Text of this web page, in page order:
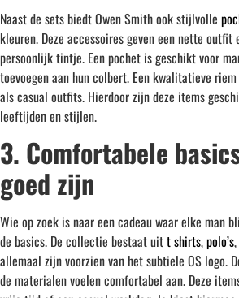
Naast de sets biedt Owen Smith ook stijlvolle
kleuren. Deze accessoires geven een nette outfit
persoonlijk tintje. Een pochet is geschikt voor
toevoegen aan hun colbert. Een kwalitatieve
als casual outfits. Hierdoor zijn deze items
leeftijden en stijlen.
3. Comfortabele
goed zijn
Wie op zoek is naar een cadeau waar elke man
de basics. De collectie bestaat uitt shirts,polo’s,
allemaal zijn voorzien van het subtiele OS logo.
de materialen voelen comfortabel aan. Deze